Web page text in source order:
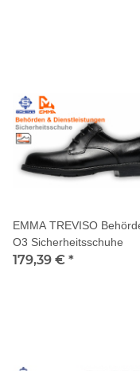
EMMA TREVISO
O3 Sicherheitsschuhe
179,39 € *